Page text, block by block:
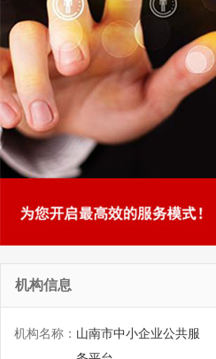
机构信息
机构名称： 山南市中小企业公共服